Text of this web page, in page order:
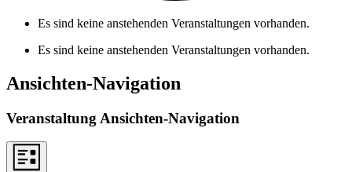
Es sind keine anstehenden Veranstaltungen vorhanden.
Es sind keine anstehenden Veranstaltungen vorhanden.
Ansichten-Navigation
Veranstaltung Ansichten-Navigation